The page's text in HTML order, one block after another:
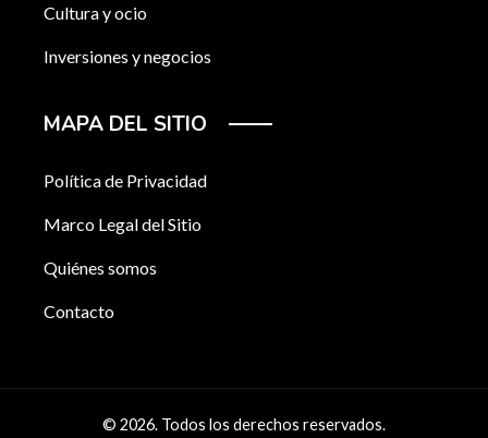
Cultura y ocio
Inversiones y negocios
MAPA DEL SITIO
Política de Privacidad
Marco Legal del Sitio
Quiénes somos
Contacto
© 2026. Todos los derechos reservados.